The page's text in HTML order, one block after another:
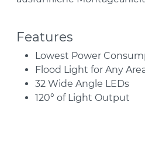
Features
Lowest Power
Flood Light for Any
32 Wide Angle LEDs
120° of Light Output